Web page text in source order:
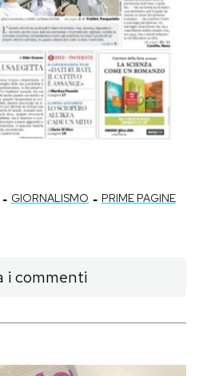
- GIORNALISMO - PRIME PAGINE
i commenti